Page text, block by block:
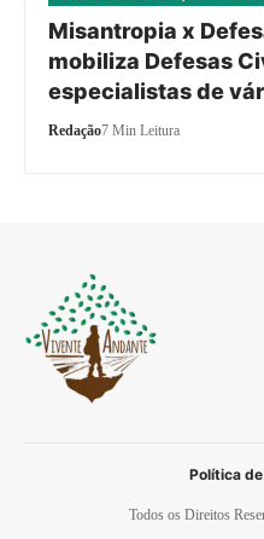
Misantropia x
mobiliza Defesas
especialistas de
Redação7 Min Leitura
Todos os Direitos
Política